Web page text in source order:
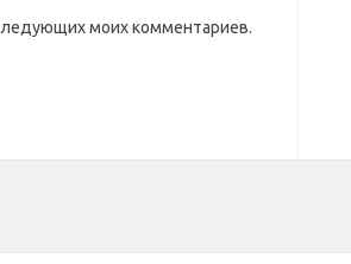
моих комментариев.